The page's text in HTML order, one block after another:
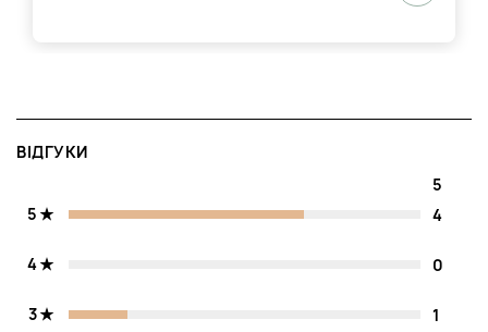
ВІДГУКИ
5
5
4
4 0
3 1